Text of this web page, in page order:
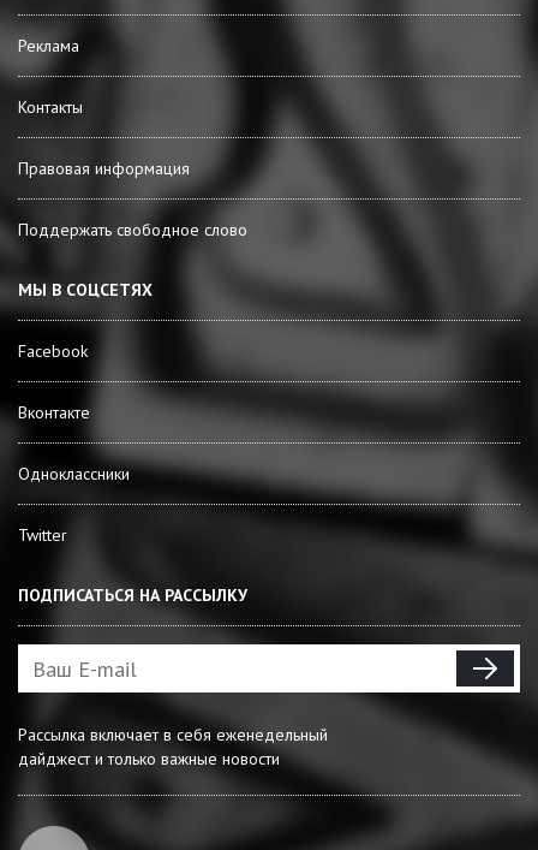
Реклама
Контакты
Правовая информация
Поддержать свободное слово
МЫ В СОЦСЕТЯХ
Facebook
Вконтакте
Одноклассники
Twitter
ПОДПИСАТЬСЯ НА РАССЫЛКУ
Рассылка включает в себя еженедельный
дайджест и только важные новости